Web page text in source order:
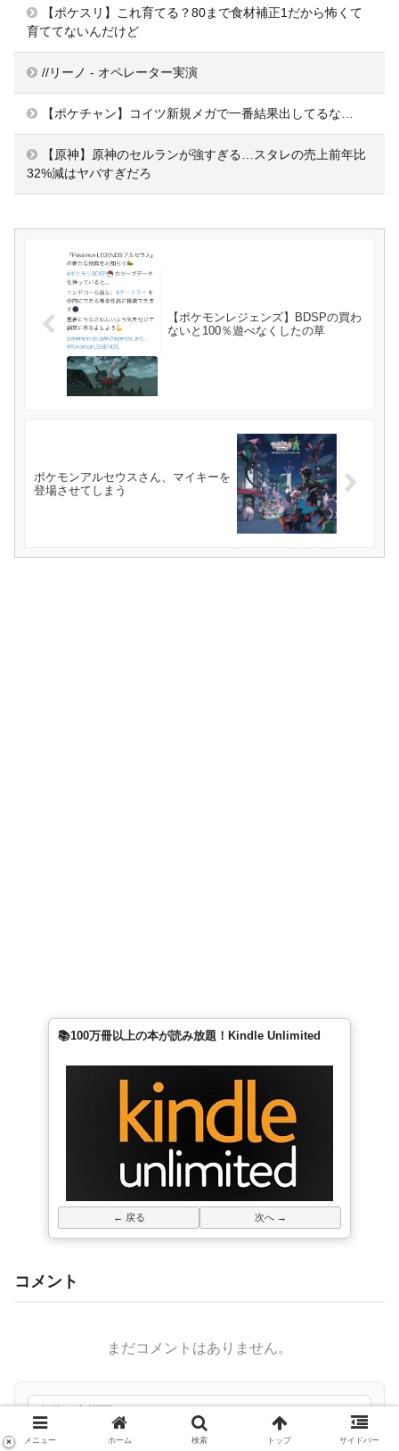
【ポケスリ】これ育てる？80まで食材補正1だから怖くて
育ててないんだけど
//リーノ - オペレーター実演
【ポケチャン】コイツ新規メガで一番結果出してるな…
【原神】原神のセルランが強すぎる…スタレの売上前年比
32%減はヤバすぎだろ
【ポケモンレジェンズ】BDSPの買わ
ないと100％遊べなくしたの草
ポケモンアルセウスさん、マイキーを
登場させてしまう
📚100万冊以上の本が読み放題！Kindle Unlimited
← 戻る 次へ →
コメント
まだコメントはありません。
メニュー ホーム 検索 トップ サイドバー
×